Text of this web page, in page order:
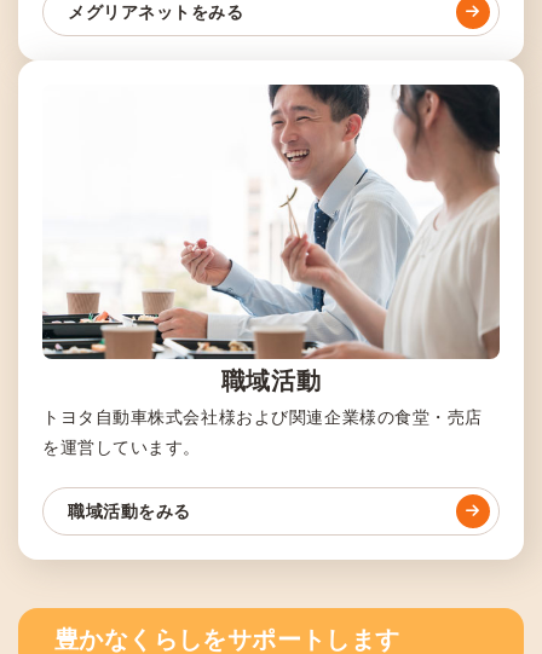
メグリアネットをみる
職域活動
トヨタ自動車株式会社様および関連企業様の食堂・売店
を運営しています。
職域活動をみる
豊かなくらしをサポートします